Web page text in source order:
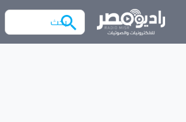
البحث
عن: